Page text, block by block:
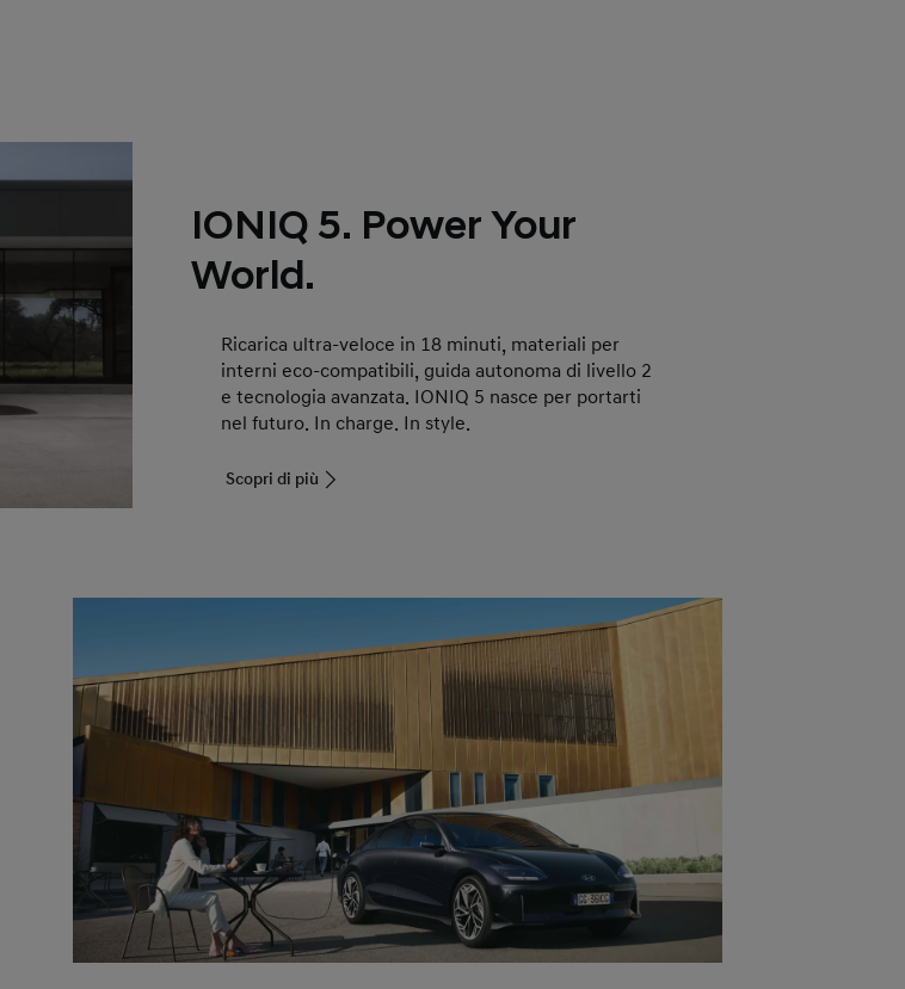
IONIQ 5. Power Your
World.
Ricarica ultra-veloce in 18 minuti, materiali per
interni eco-compatibili, guida autonoma di livello 2
e tecnologia avanzata. IONIQ 5 nasce per portarti
nel futuro. In charge. In style.
Scopri di più